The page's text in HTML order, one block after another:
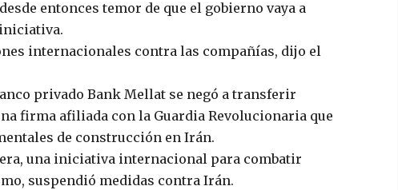
entonces temor de que el gobierno vaya a
internacionales contra las compañías, dijo el
privado Bank Mellat se negó a transferir
firma afiliada con la Guardia Revolucionaria que
de construcción en Irán.
una iniciativa internacional para combatir
suspendió medidas contra Irán.